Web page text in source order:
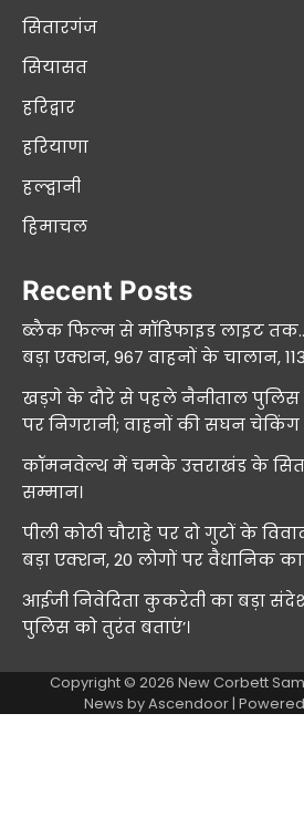
सितारगंज
सियासत
हरिद्वार
हरियाणा
हल्द्वानी
हिमाचल
Recent Posts
ब्लैक फिल्म से मॉडिफाइड लाइट
बड़ा एक्शन, 967 वाहनों के चालान,
खड़गे के दौरे से पहले नैनीताल पुलिस
पर निगरानी; वाहनों की सघन चेकिंग
कॉमनवेल्थ में चमके उत्तराखंड के
सम्मान।
पीली कोठी चौराहे पर दो गुटों के
बड़ा एक्शन, 20 लोगों पर वैधानिक
आईजी निवेदिता कुकरेती का बड़ा
पुलिस को तुरंत बताएं’।
Copyright © 2026 New Corbett
News byAscendoor|